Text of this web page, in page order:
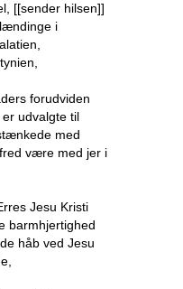
[[sender hilsen]]
i
forudviden
udvalgte til
med
være med jer i
Jesu Kristi
barmhjertighed
håb ved Jesu